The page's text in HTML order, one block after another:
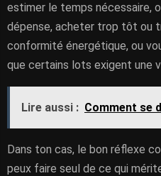
estimer le temps nécessaire,
dépense, acheter trop tôt ou
conformité énergétique, ou
que certains lots exigent une
Lire aussi : Comment se
Dans ton cas, le bon réflexe
peux faire seul de ce qui